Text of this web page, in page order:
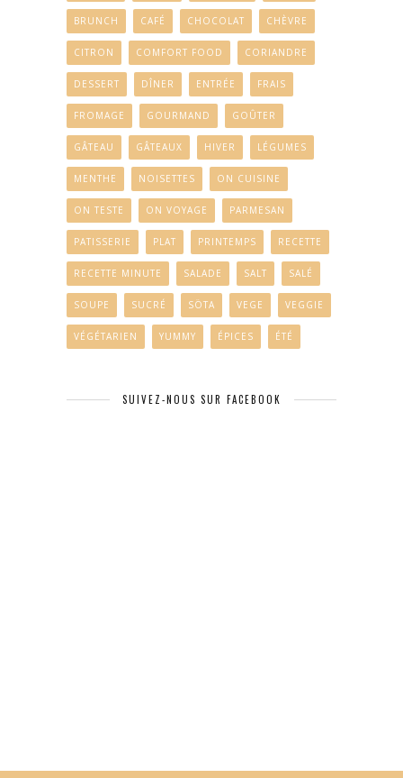
BRUNCH CAFÉ CHOCOLAT CHÈVRE
CITRON COMFORT FOOD CORIANDRE
DESSERT DÎNER ENTRÉE FRAIS
FROMAGE GOURMAND GOÛTER
GÂTEAU GÂTEAUX HIVER LÉGUMES
MENTHE NOISETTES ON CUISINE
ON TESTE ON VOYAGE PARMESAN
PATISSERIE PLAT PRINTEMPS RECETTE
RECETTE MINUTE SALADE SALT SALÉ
SOUPE SUCRÉ SÖTA VEGE VEGGIE
VÉGÉTARIEN YUMMY ÉPICES ÉTÉ
SUIVEZ-NOUS SUR FACEBOOK